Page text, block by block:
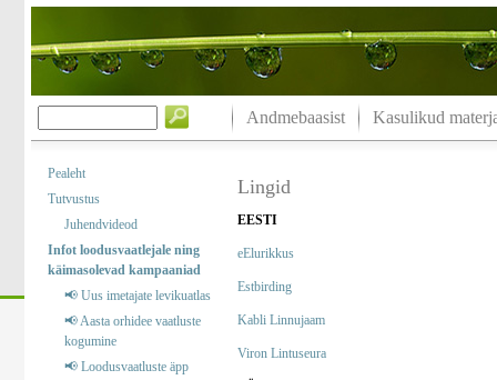
Andmebaasist Kasulikud
Pealeht
Tutvustus
Juhendvideod
Infot loodusvaatlejale ning
käimasolevad kampaaniad
📢 Uus imetajate levikuatlas
📢 Aasta orhidee vaatluste
kogumine
📢 Loodusvaatluste äpp
Lingid
EESTI
eElurikkus
Estbirding
Kabli Linnujaam
Viron Lintuseura